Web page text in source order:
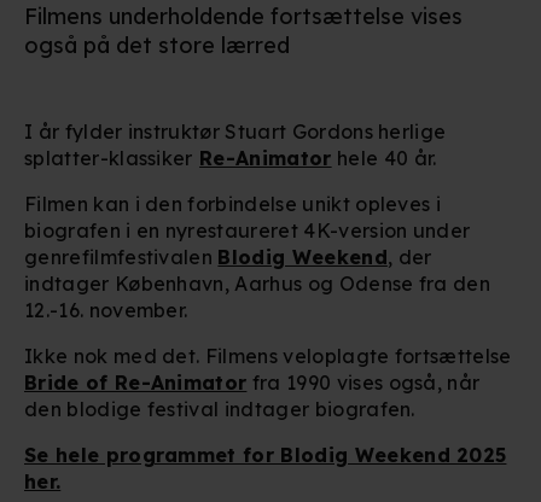
Filmens underholdende fortsættelse vises
også på det store lærred
I år fylder instruktør Stuart Gordons herlige
splatter-klassiker Re-Animator hele 40 år.
Filmen kan i den forbindelse unikt opleves i
biografen i en nyrestaureret 4K-version under
genrefilmfestivalen Blodig Weekend, der
indtager København, Aarhus og Odense fra den
12.-16. november.
Ikke nok med det. Filmens veloplagte fortsættelse
Bride of Re-Animator fra 1990 vises også, når
den blodige festival indtager biografen.
Se hele programmet for Blodig Weekend 2025
her.